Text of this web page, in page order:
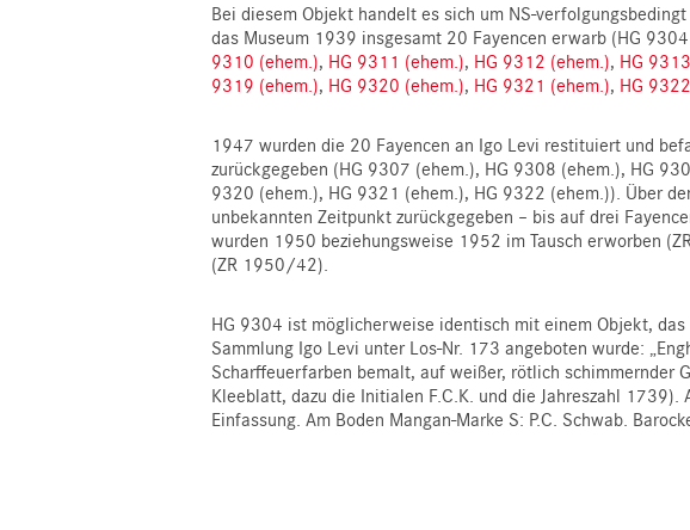
Bei diesem Objekt handelt es sich um NS-
das Museum 1939 insgesamt 20 Fayencen erwarb (HG
9310 (ehem.), HG 9311 (ehem.), HG 9312 (ehem.), HG
9319 (ehem.), HG 9320 (ehem.), HG 9321 (ehem.), HG
1947 wurden die 20 Fayencen an Igo Levi restituiert und
zurückgegeben (HG 9307 (ehem.), HG 9308 (ehem.), HG
9320 (ehem.), HG 9321 (ehem.), HG 9322 (ehem.)). Über
unbekannten Zeitpunkt zurückgegeben – bis auf drei
wurden 1950 beziehungsweise 1952 im Tausch erworben
(ZR 1950/42).
HG 9304 ist möglicherweise identisch mit einem Objekt,
Sammlung Igo Levi unter Los-Nr. 173 angeboten wurde:
Scharffeuerfarben bemalt, auf weißer, rötlich schimmernder
Kleeblatt, dazu die Initialen F.C.K. und die Jahreszahl
Einfassung. Am Boden Mangan-Marke S: P.C. Schwab.